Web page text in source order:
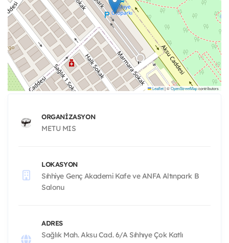
Leaflet|©OpenStreetMapcontributors
ORGANIZASYON
METU MIS
LOKASYON
Sıhhiye Genç Akademi Kafe ve ANFA Altınpark B
Salonu
ADRES
Sağlık Mah. Aksu Cad. 6/A Sıhhıye Çok Katlı